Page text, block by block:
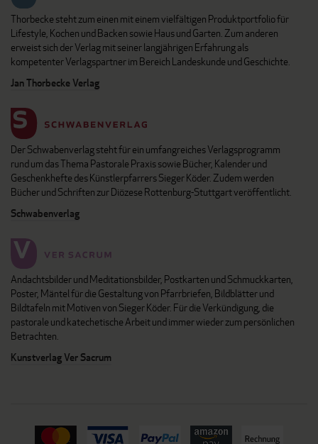
Thorbecke steht zum einen mit einem vielfältigen Produktportfolio für
Lifestyle, Kochen und Backen sowie Haus und Garten. Zum anderen
erweist sich der Verlag mit seiner langjährigen Erfahrung als
kompetenter Verlagspartner im Bereich Landeskunde und Geschichte.
Jan Thorbecke Verlag
Der Schwabenverlag steht für ein umfangreiches Verlagsprogramm
rund um das Thema Pastorale Praxis sowie Bücher, Kalender und
Geschenkhefte des Künstlerpfarrers Sieger Köder. Zudem werden
Bücher und Schriften zur Diözese Rottenburg-Stuttgart veröffentlicht.
Schwabenverlag
Andachtsbilder und Meditationsbilder, Postkarten und Schmuckkarten,
Poster, Mäntel für die Gestaltung von Pfarrbriefen, Bildblätter und
Bildtafeln mit Motiven von Sieger Köder. Für die Verkündigung, die
pastorale und katechetische Arbeit und immer wieder zum persönlichen
Betrachten.
Kunstverlag Ver Sacrum